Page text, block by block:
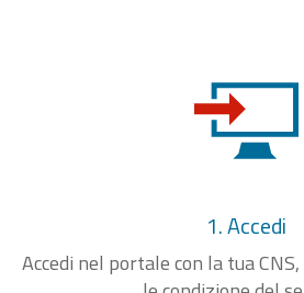
1. Accedi
Accedi nel portale con la tua